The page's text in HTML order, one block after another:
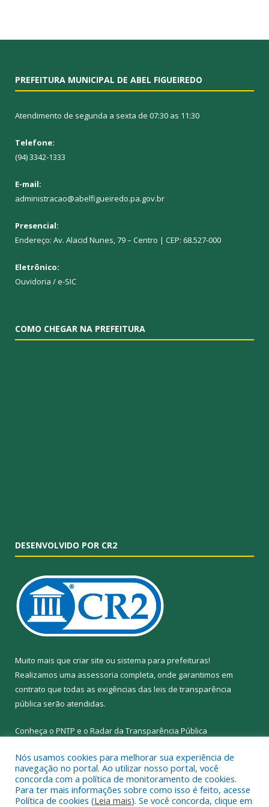
PREFEITURA MUNICIPAL DE ABEL FIGUEIREDO
Atendimento de segunda a sexta de 07:30 as 11:30
Telefone:
(94) 3342-1333
E-mail:
administracao@abelfigueiredo.pa.gov.br
Presencial:
Endereço: Av. Alacid Nunes, 79 – Centro | CEP: 68.527-000
Eletrônico:
Ouvidoria /e-SIC
COMO CHEGAR NA PREFEITURA
DESENVOLVIDO POR CR2
Muito mais que criar site ou sistema para prefeituras!
Realizamos uma assessoria completa, onde garantimos em
contrato que todas as exigências das leis de transparência
pública serão atendidas.
Conheça o PNTP e o Radar da Transparência Pública
Todos os direitos reservados a Prefeitura Municipal de Abel
Nós usamos cookies para melhorar sua experiência de
navegação no portal. Ao utilizar nosso portal, você
concorda com a política de monitoramento de cookies.
Para ter mais informações sobre como isso é feito, acesse
Política de cookies (Leia mais). Se você concorda, clique em